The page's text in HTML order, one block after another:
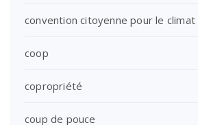
convention citoyenne pour le climat
coop
copropriété
coup de pouce